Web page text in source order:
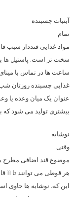
آبنبات چسبنده
تمام
مواد غذایی قنددار سبب
سخت تر است. پاستیل ها
ساعت ها در تماس با
غذایی چسبنده روزتان
عنوان یک میان وعده یا
بیشتری تولید می شود که
نوشابه
وقتی
موضوع قند اضافی مطرح
هر قوطی می توانند تا 11 قاشق چایخوری قند در بر داشته باشند. بدتر از آن
این که، نوشابه ها حاوی